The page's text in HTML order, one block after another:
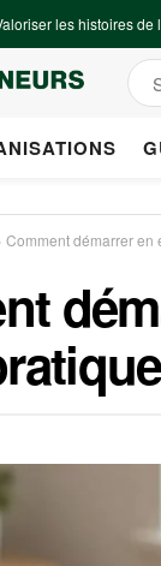
les histoires de
Comment démarrer en